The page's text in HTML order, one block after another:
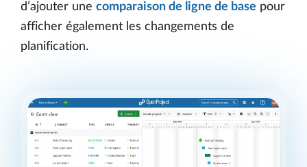
d’ajouter une comparaison de ligne de base pour
afficher également les changements de
planification.